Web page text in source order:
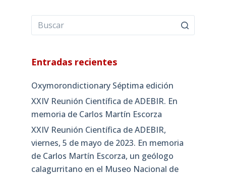
Entradas recientes
Oxymorondictionary Séptima edición
XXIV Reunión Científica de ADEBIR. En
memoria de Carlos Martín Escorza
XXIV Reunión Científica de ADEBIR,
viernes, 5 de mayo de 2023. En memoria
de Carlos Martín Escorza, un geólogo
calagurritano en el Museo Nacional de